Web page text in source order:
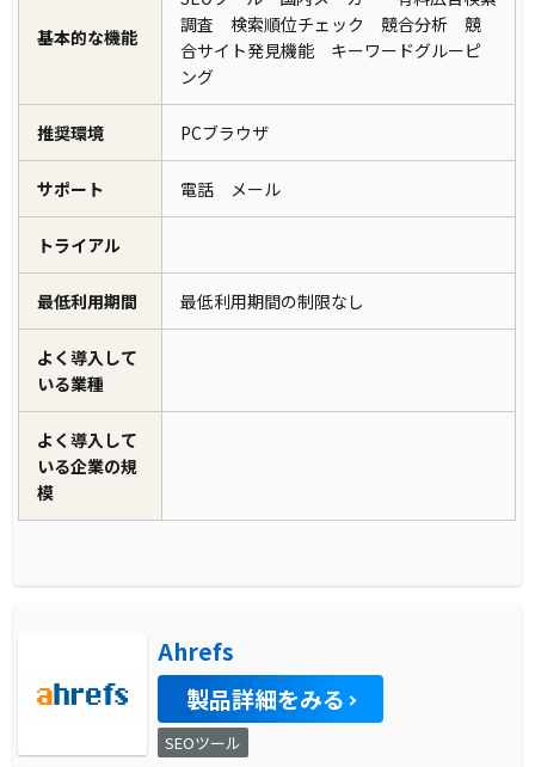
基本的な機能
調査 検索順位チェック 競合分析 競
合サイト発見機能 キーワードグルーピ
ング
推奨環境 PCブラウザ
サポート 電話 メール
トライアル
最低利用期間 最低利用期間の制限なし
よく導入して
いる業種
よく導入して
いる企業の規
模
Ahrefs
製品詳細をみる
SEOツール